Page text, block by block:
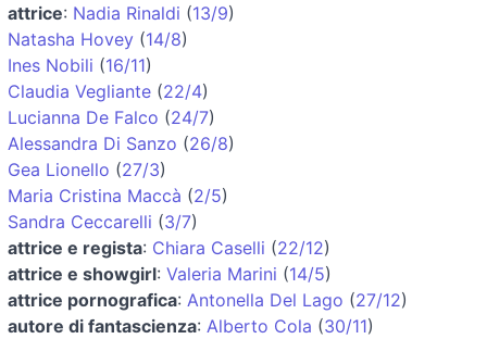
attrice: Nadia Rinaldi (13/9)
Natasha Hovey (14/8)
Ines Nobili (16/11)
Claudia Vegliante (22/4)
Lucianna De Falco (24/7)
Alessandra Di Sanzo (26/8)
Gea Lionello (27/3)
Maria Cristina Maccà (2/5)
Sandra Ceccarelli (3/7)
attrice e regista: Chiara Caselli (22/12)
attrice e showgirl: Valeria Marini (14/5)
attrice pornografica: Antonella Del Lago (27/12)
autore di fantascienza: Alberto Cola (30/11)